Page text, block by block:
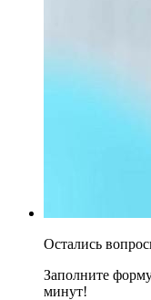
Остались
Заполните
минут!